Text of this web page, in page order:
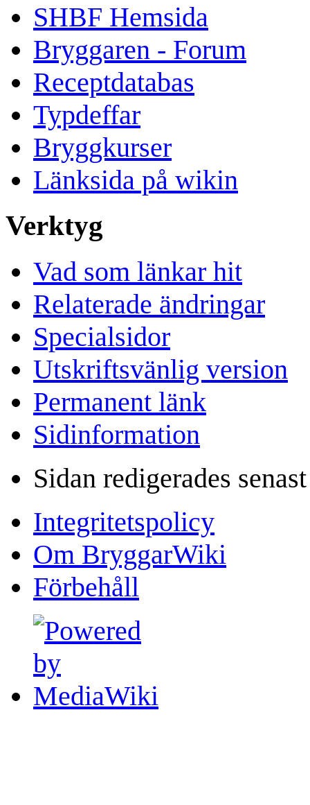
SHBF Hemsida
Bryggaren - Forum
Receptdatabas
Typdeffar
Bryggkurser
Länksida på wikin
Verktyg
Vad som länkar hit
Relaterade ändringar
Specialsidor
Utskriftsvänlig version
Permanent länk
Sidinformation
Sidan redigerades
Integritetspolicy
Om BryggarWiki
Förbehåll